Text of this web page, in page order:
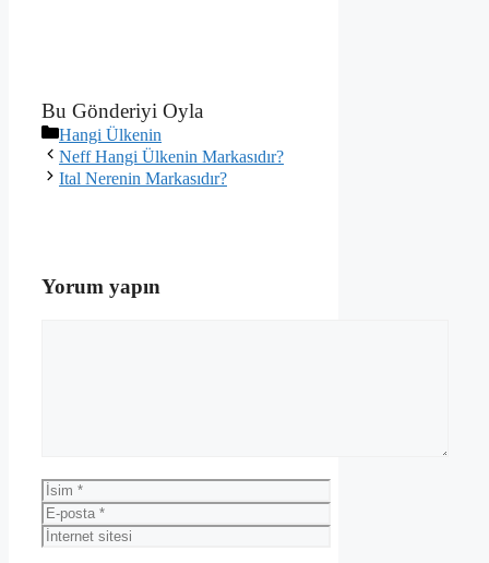
Bu Gönderiyi Oyla
Kategoriler
Hangi Ülkenin
Neff Hangi Ülkenin Markasıdır?
Ital Nerenin Markasıdır?
Yorum yapın
İsim
E-
posta
İnternet
sitesi